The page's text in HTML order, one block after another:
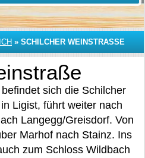
» SCHILCHER WEINSTRASSE
sich die Schilcher
Ligist, führt weiter nach
Langegg/Greisdorf. Von
Marhof nach Stainz. Ins
zum Schloss Wildbach